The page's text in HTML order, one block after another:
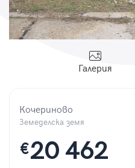
Галерия
Кочериново
Земеделска земя
€20 462
Парола